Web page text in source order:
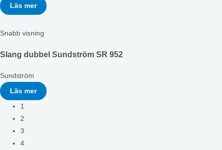
Läs mer
Snabb visning
Slang dubbel Sundström SR 952
Sundström
Läs mer
1
2
3
4